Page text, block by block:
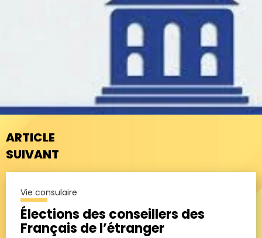
ARTICLE
SUIVANT
Vie consulaire
Élections des conseillers des
Français de l’étranger